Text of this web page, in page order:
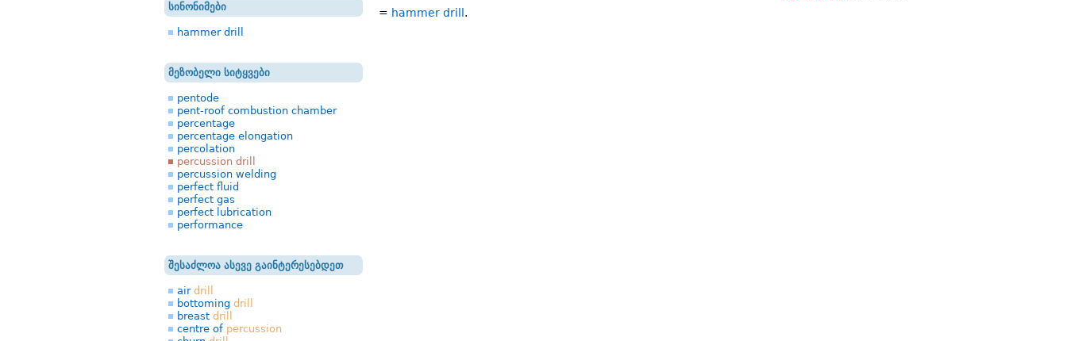
სინონიმები
hammer drill
მეზობელი სიტყვები
pentode
pent-roof combustion chamber
percentage
percentage elongation
percolation
percussion drill
percussion welding
perfect fluid
perfect gas
perfect lubrication
performance
შესაძლოა ასევე გაინტერესებდეთ
air drill
bottoming drill
breast drill
centre of percussion
= hammer drill .